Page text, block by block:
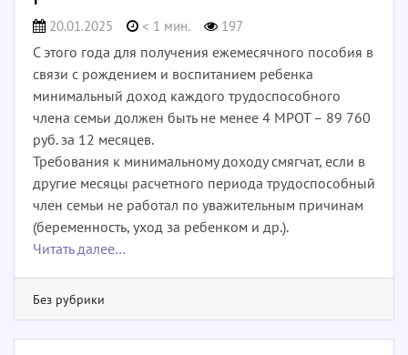
20.01.2025 < 1 мин. 197
С этого года для получения ежемесячного пособия в
связи с рождением и воспитанием ребенка
минимальный доход каждого трудоспособного
члена семьи должен быть не менее 4 МРОТ – 89 760
руб. за 12 месяцев.
Требования к минимальному доходу смягчат, если в
другие месяцы расчетного периода трудоспособный
член семьи не работал по уважительным причинам
(беременность, уход за ребенком и др.).
Читать далее…
Без рубрики